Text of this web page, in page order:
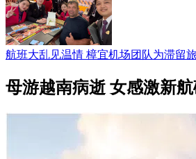
航班大乱见温情 樟宜机场团队为滞留
母游越南病逝 女感激新